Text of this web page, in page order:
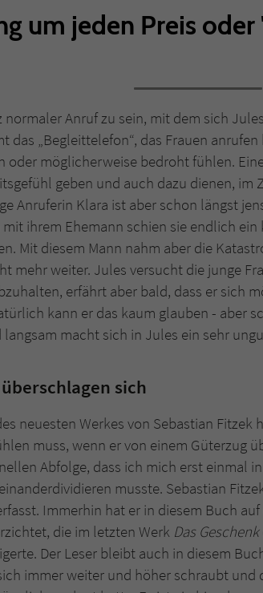
um jeden Preis
normaler Anruf zu sein, mit dem sich
das „Begleittelefon“, das Frauen
oder möglicherweise bedroht fühlen.
geben und auch dazu dienen,
Anruferin Klara ist aber schon längst
ihrem Ehemann schien sie endlich
Mit diesem Mann nahm aber die
mehr weiter. Jules versucht die junge
erfährt aber bald, dass er sich
kann er das kaum glauben - aber
macht sich in Jules ein sehr
sich
neuesten Werkes von Sebastian
muss, wenn er von einem Güterzug
Abfolge, dass ich mich erst einmal
musste. Sebastian
Immerhin hat er in diesem Buch
die im letzten Werk Das Geschenk
Der Leser bleibt auch in diesem
immer weiter und höher schraubt
Name
Laufzeit
Zweck
Name
Laufzeit
Zweck